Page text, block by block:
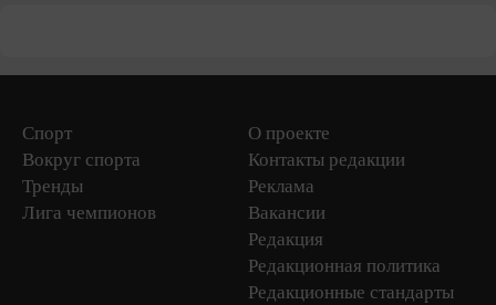
Спорт
Вокруг спорта
Тренды
Лига чемпионов
О проекте
Контакты редакции
Реклама
Вакансии
Редакция
Редакционная политика
Редакционные стандарты